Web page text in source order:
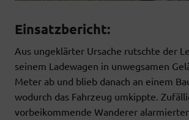
Einsatzbericht:
Aus ungeklärter Ursache rutschte der
seinem Ladewagen in unwegsamen
Meter ab und blieb danach an einem
wodurch das Fahrzeug umkippte.
vorbeikommende Wanderer